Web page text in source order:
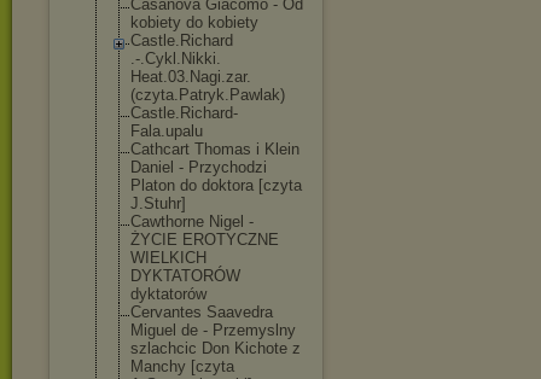
Casanova Giacomo - Od
kobiety do kobiety
Castle.Richard
.-.Cykl.Nikki.
Heat.03.Nagi.zar.
(czyta.Patryk.Pawlak)
Castle.Richard-
Fala.upalu
Cathcart Thomas i Klein
Daniel - Przychodzi
Platon do doktora [czyta
J.Stuhr]
Cawthorne Nigel -
ŻYCIE EROTYCZNE
WIELKICH
DYKTATORÓW
dyktatorów
Cervantes Saavedra
Miguel de - Przemyslny
szlachcic Don Kichote z
Manchy [czyta